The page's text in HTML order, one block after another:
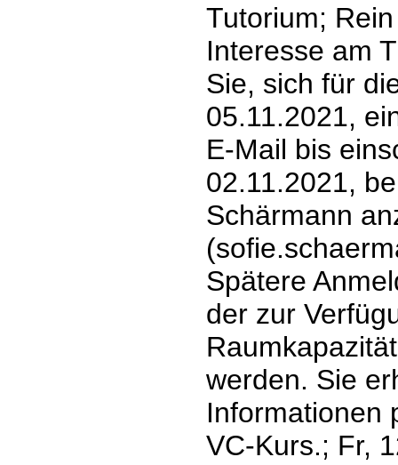
Tutorium;
Interesse am
Sie, sich für
05.11.2021,
E-Mail bis
02.11.2021,
Schärmann
Spätere
der zur
werden. Sie
Informationen
VC-Kurs.; Fr,